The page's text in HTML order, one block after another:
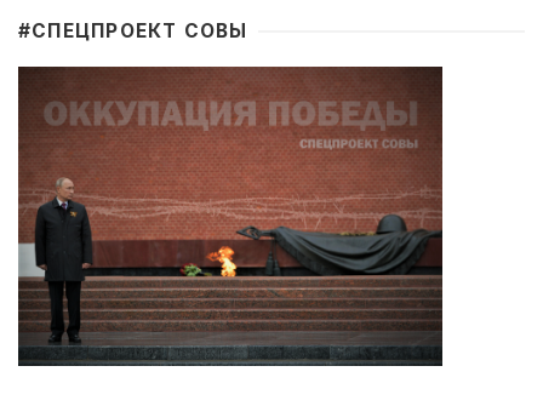
#CПЕЦПРОЕКТ СОВЫ